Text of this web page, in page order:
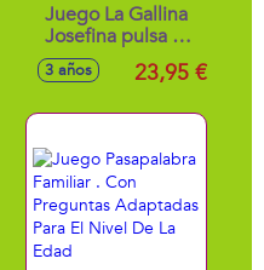
Juego La Gallina
Josefina pulsa el
pecho y cacarea
3 años 23,95 €